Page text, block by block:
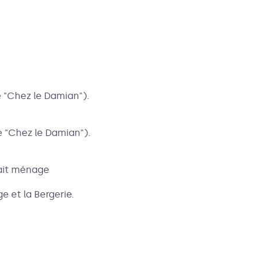
le Damian").
"Chez le Damian").
ménage
et la Bergerie.